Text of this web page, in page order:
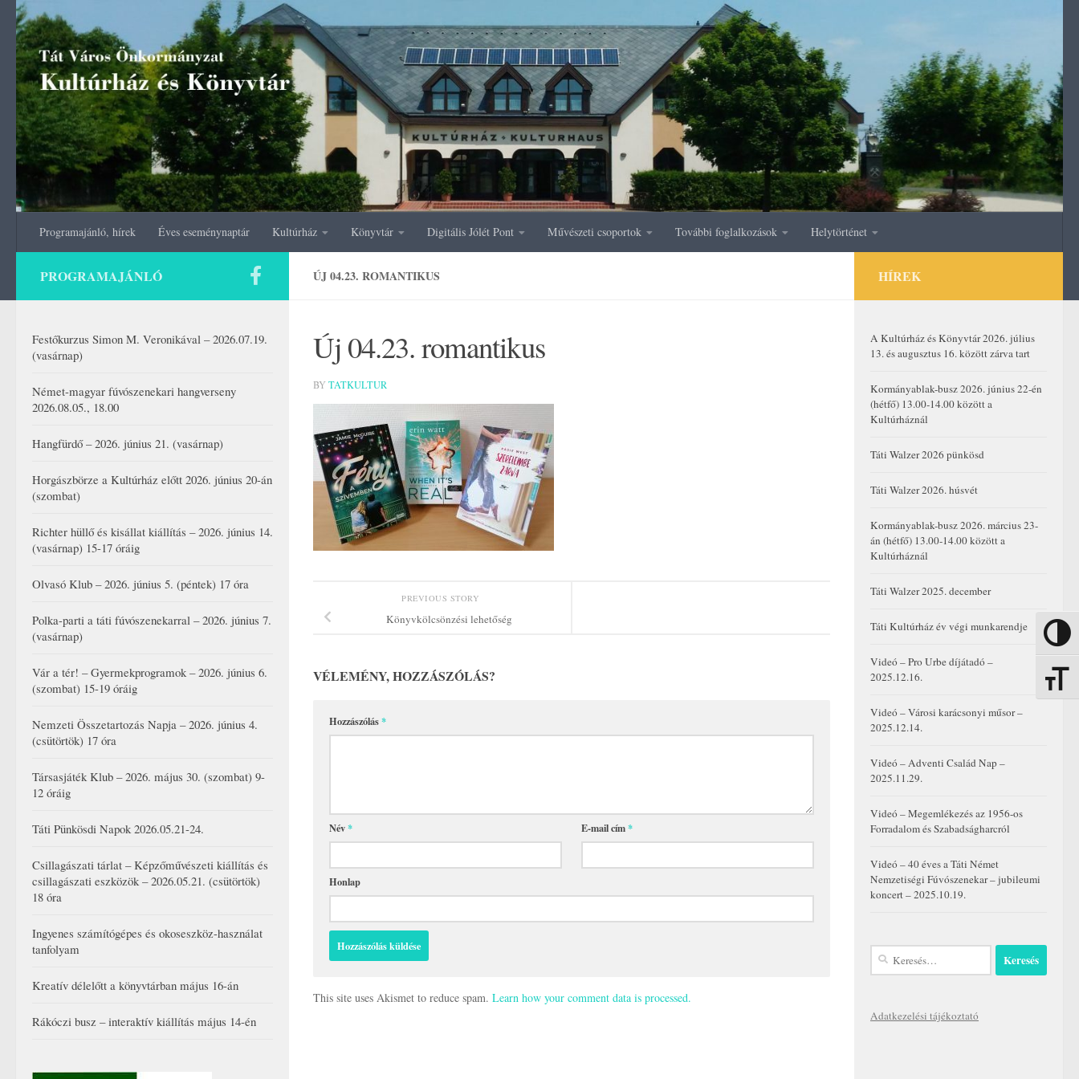
Nagy
Skip to content
Programajánló, hírek Éves eseménynaptár Kultúrház Könyvtár Digitális Jólét Pont Művészeti csoportok További foglalkozások Helytörténet
ÚJ 04.23. ROMANTIKUS
Új 04.23. romantikus
BY TATKULTUR
PREVIOUS STORY
Könyvkölcsönzési lehetőség
VÉLEMÉNY, HOZZÁSZÓLÁS?
Hozzászólás*
Név* E-mail cím*
Honlap
This site uses Akismet to reduce spam. Learn how your comment data is processed.
PROGRAMAJÁNLÓ
Festőkurzus Simon M. Veronikával – 2026.07.19.
(vasárnap)
Német-magyar fúvószenekari hangverseny
2026.08.05., 18.00
Hangfürdő – 2026. június 21. (vasárnap)
Horgászbörze a Kultúrház előtt 2026. június 20-án
(szombat)
Richter hüllő és kisállat kiállítás – 2026. június 14.
(vasárnap) 15-17 óráig
Olvasó Klub – 2026. június 5. (péntek) 17 óra
Polka-parti a táti fúvószenekarral – 2026. június 7.
(vasárnap)
Vár a tér! – Gyermekprogramok – 2026. június 6.
(szombat) 15-19 óráig
Nemzeti Összetartozás Napja – 2026. június 4.
(csütörtök) 17 óra
Társasjáték Klub – 2026. május 30. (szombat) 9-
12 óráig
Táti Pünkösdi Napok 2026.05.21-24.
Csillagászati tárlat – Képzőművészeti kiállítás és
csillagászati eszközök – 2026.05.21. (csütörtök)
18 óra
Ingyenes számítógépes és okoseszköz-használat
tanfolyam
Kreatív délelőtt a könyvtárban május 16-án
Rákóczi busz – interaktív kiállítás május 14-én
HÍREK
A Kultúrház és Könyvtár 2026. július
13. és augusztus 16. között zárva tart
Kormányablak-busz 2026. június 22-én
(hétfő) 13.00-14.00 között a
Kultúrháznál
Táti Walzer 2026 pünkösd
Táti Walzer 2026. húsvét
Kormányablak-busz 2026. március 23-
án (hétfő) 13.00-14.00 között a
Kultúrháznál
Táti Walzer 2025. december
Táti Kultúrház év végi munkarendje
Videó – Pro Urbe díjátadó –
2025.12.16.
Videó – Városi karácsonyi műsor –
2025.12.14.
Videó – Adventi Család Nap –
2025.11.29.
Videó – Megemlékezés az 1956-os
Forradalom és Szabadságharcról
Videó – 40 éves a Táti Német
Nemzetiségi Fúvószenekar – jubileumi
koncert – 2025.10.19.
Keresés:
Adatkezelési tájékoztató